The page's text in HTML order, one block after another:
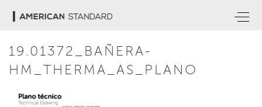
19.01372_BAÑERA-
HM_THERMA_AS_PLANO